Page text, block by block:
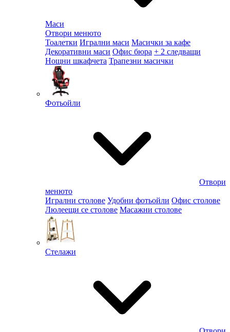
Маси
Отвори менюто
Тоалетки Игрални маси Масички за кафе
Декоративни маси Офис бюра + 2 следващи
Нощни шкафчета Трапезни масички
Фотьойли
Отвори
менюто
Игрални столове Удобни фотьойли Офис столове
Люлеещи се столове Масажни столове
Стелажи